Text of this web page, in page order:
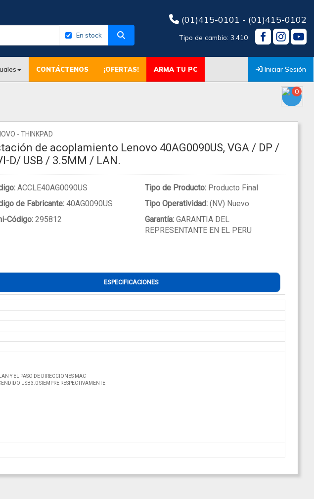
En stock
(01)415-0101 - (01)415-0102
Tipo de cambio: 3.410
CONTÁCTENOS ¡OFERTAS! ARMA TU PC Iniciar Sesión
0
- THINKPAD
de acoplamiento Lenovo 40AG0090US, VGA / DP /
D/ USB / 3.5MM / LAN.
ACCLE40AG0090US
de Fabricante: 40AG0090US
Código: 295812
Tipo de Producto:Producto Final
Tipo Operatividad:(NV) Nuevo
Garantía:GARANTIA DEL
REPRESENTANTE EN EL PERU
ESPECIFICACIONES
Y EL PASO DE DIRECCIONES MAC
USB3.0 SIEMPRE RESPECTIVAMENTE